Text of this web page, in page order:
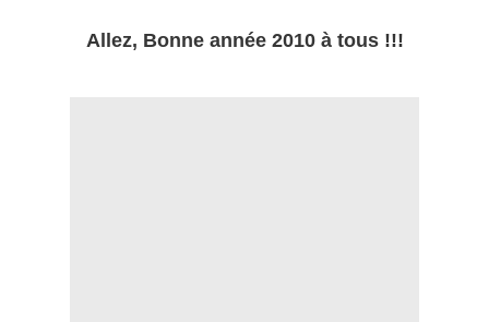
Allez, Bonne année 2010 à tous !!!